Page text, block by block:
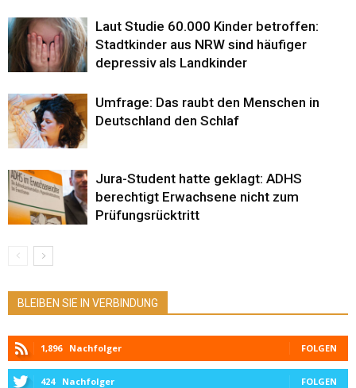
Laut Studie 60.000 Kinder betroffen:
Stadtkinder aus NRW sind häufiger
depressiv als Landkinder
Umfrage: Das raubt den Menschen in
Deutschland den Schlaf
Jura-Student hatte geklagt: ADHS
berechtigt Erwachsene nicht zum
Prüfungsrücktritt
BLEIBEN SIE IN VERBINDUNG
1,896 Nachfolger FOLGEN
424 Nachfolger FOLGEN